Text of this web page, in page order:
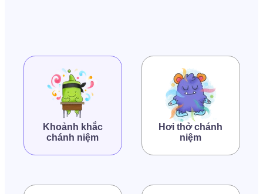
Khoảnh khắc
chánh niệm
Hơi thở chánh
niệm